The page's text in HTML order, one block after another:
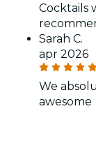
Cocktails
Sarah C.
apr 2026
We
awesome